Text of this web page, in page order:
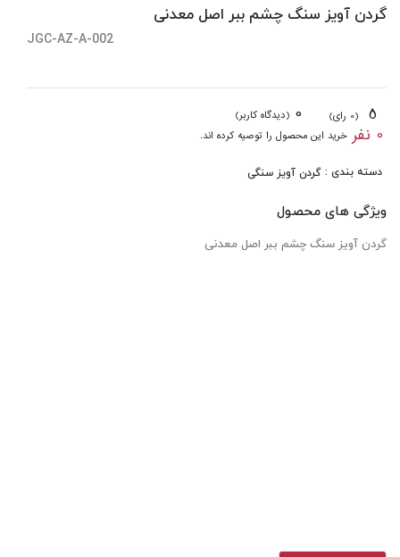
گردن آویز سنگ چشم ببر اصل معدنی
JGC-AZ-A-002
(0 رای) 0 (دیدگاه کاربر)
0 نفر خرید این محصول را توصیه کرده اند.
دسته بندی : گردن آویز سنگی
ویژگی های محصول
گردن آویز سنگ چشم ببر اصل معدنی